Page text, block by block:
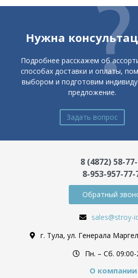
Нужна
Подробнее расскажем об
способах доставки и оплаты,
выбором и подготовим
предложение.
Задать вопрос
8 (4872) 58-
8-953-957-77-
Обратный
sales@stroy-
г. Тула, ул. Генерала
Пн. – Cб. 09:00-
О компании